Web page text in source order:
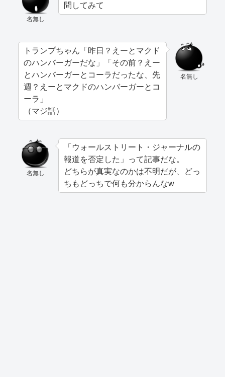
名無し
問してみて
名無し
トランプちゃん「昨日？えーとマクド
のハンバーガーだな」「その前？えー
とハンバーガーとコーラだったな、先
週？えーとマクドのハンバーガーとコ
ーラ」
（マジ話）
名無し
「ウォールストリート・ジャーナルの
報道を否定した」って記事だな。
どちらが真実なのかは不明だが、どっ
ちもどっちで何も分からんなw